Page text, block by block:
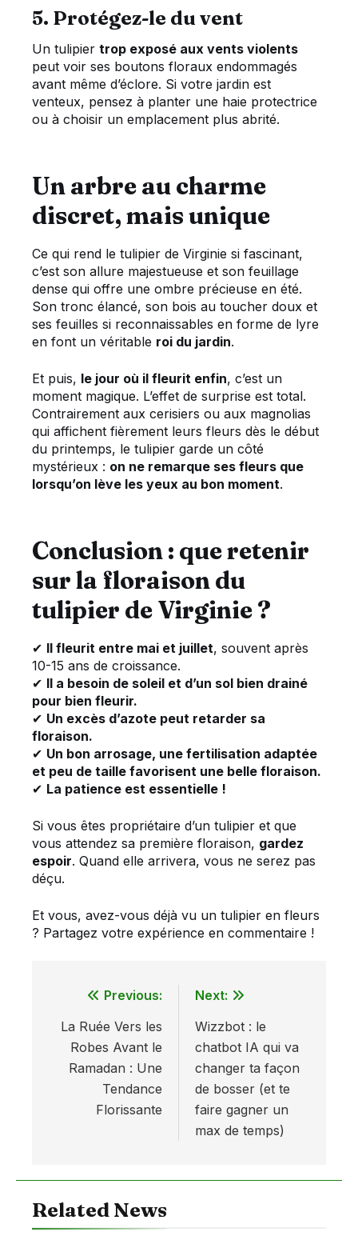
5. Protégez-le du vent
Un tulipier trop exposé aux vents violents
peut voir ses boutons floraux endommagés
avant même d’éclore. Si votre jardin est
venteux, pensez à planter une haie protectrice
ou à choisir un emplacement plus abrité.
Un arbre au charme
discret, mais unique
Ce qui rend le tulipier de Virginie si fascinant,
c’est son allure majestueuse et son feuillage
dense qui offre une ombre précieuse en été.
Son tronc élancé, son bois au toucher doux et
ses feuilles si reconnaissables en forme de lyre
en font un véritable roi du jardin.
Et puis, le jour où il fleurit enfin, c’est un
moment magique. L’effet de surprise est total.
Contrairement aux cerisiers ou aux magnolias
qui affichent fièrement leurs fleurs dès le début
du printemps, le tulipier garde un côté
mystérieux : on ne remarque ses fleurs que
lorsqu’on lève les yeux au bon moment.
Conclusion : que retenir
sur la floraison du
tulipier de Virginie ?
✔ Il fleurit entre mai et juillet, souvent après
10-15 ans de croissance.
✔ Il a besoin de soleil et d’un sol bien drainé
pour bien fleurir.
✔ Un excès d’azote peut retarder sa
floraison.
✔ Un bon arrosage, une fertilisation adaptée
et peu de taille favorisent une belle floraison.
✔ La patience est essentielle !
Si vous êtes propriétaire d’un tulipier et que
vous attendez sa première floraison, gardez
espoir. Quand elle arrivera, vous ne serez pas
déçu.
Et vous, avez-vous déjà vu un tulipier en fleurs
? Partagez votre expérience en commentaire !
Navigation
de
l’article
Previous:
La Ruée Vers les
Robes Avant le
Ramadan : Une
Tendance
Florissante
Next:
Wizzbot : le
chatbot IA qui va
changer ta façon
de bosser (et te
faire gagner un
max de temps)
Related News